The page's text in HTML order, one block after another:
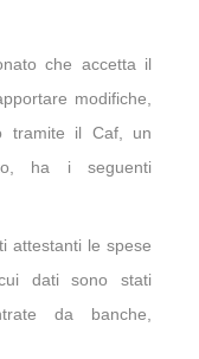
che accetta il
modifiche,
tramite il Caf, un
ha i seguenti
attestanti le spese
dati sono stati
da banche,